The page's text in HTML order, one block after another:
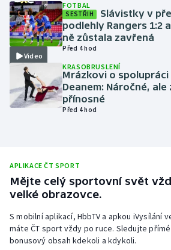
Motorsport
Olympijské hry
Parasport
Plavání
Rychlobruslení
Rychlostní kanoistika
Short track
Video
FOTBAL
SESTŘIH
Slávistky v
podlehly Rangers 1:2
ně zůstala zavřená
Před 4 hod
KRASOBRUSLENÍ
Mrázkovi o
Deanem: Náročné, ale
přínosné
Před 4 hod
APLIKACE ČT SPORT
Mějte celý sportovní svět
velké obrazovce.
S mobilní aplikací, HbbTV a apkou iVysílání
máte ČT sport vždy po ruce. Sledujte
bonusový obsah kdekoli a kdykoli.